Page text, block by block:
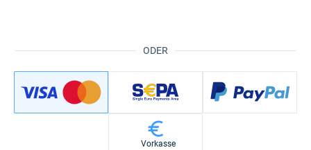
ODER
Vorkasse